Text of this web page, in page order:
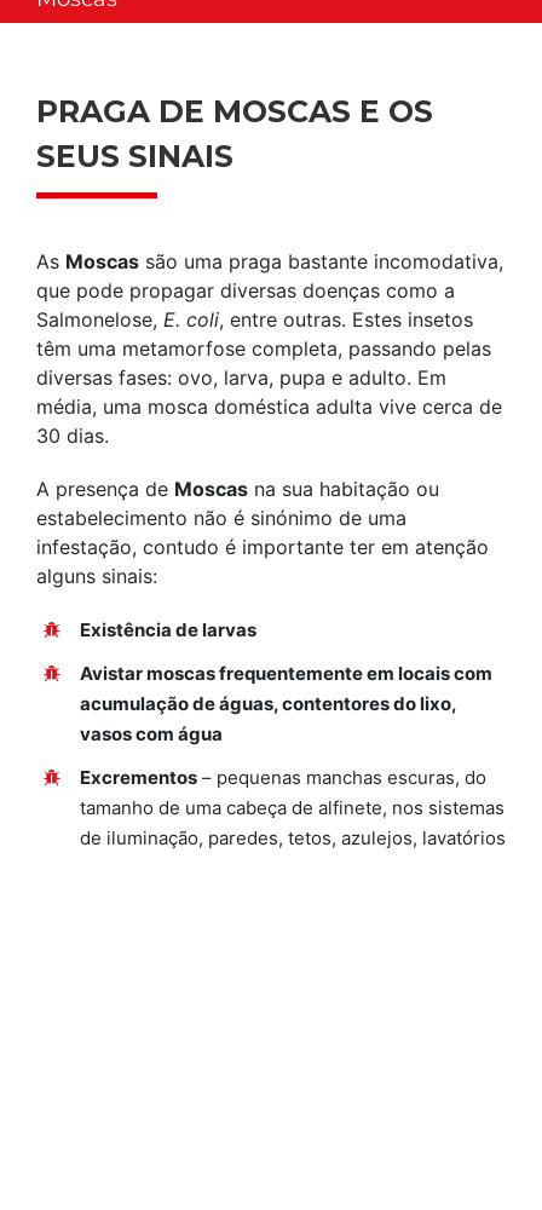
PRAGA DE MOSCAS E OS
SEUS SINAIS
As Moscas são uma praga bastante incomodativa,
que pode propagar diversas doenças como a
Salmonelose, E. coli, entre outras. Estes insetos
têm uma metamorfose completa, passando pelas
diversas fases: ovo, larva, pupa e adulto. Em
média, uma mosca doméstica adulta vive cerca de
30 dias.
A presença de Moscas na sua habitação ou
estabelecimento não é sinónimo de uma
infestação, contudo é importante ter em atenção
alguns sinais:
Existência de larvas
Avistar moscas frequentemente em locais com
acumulação de águas, contentores do lixo,
vasos com água
Excrementos – pequenas manchas escuras, do
tamanho de uma cabeça de alfinete, nos sistemas
de iluminação, paredes, tetos, azulejos, lavatórios